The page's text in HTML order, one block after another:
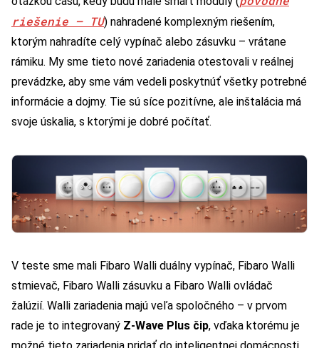
riešenie – TU) nahradené komplexným riešením,
ktorým nahradíte celý vypínač alebo zásuvku – vrátane
rámiku. My sme tieto nové zariadenia otestovali v reálnej
prevádzke, aby sme vám vedeli poskytnúť všetky potrebné
informácie a dojmy. Tie sú síce pozitívne, ale inštalácia má
svoje úskalia, s ktorými je dobré počítať.
V teste sme mali Fibaro Walli duálny vypínač, Fibaro Walli
stmievač, Fibaro Walli zásuvku a Fibaro Walli ovládač
žalúzií. Walli zariadenia majú veľa spoločného – v prvom
rade je to integrovaný Z-Wave Plus čip, vďaka ktorému je
možné tieto zariadenia pridať do inteligentnej domácnosti,